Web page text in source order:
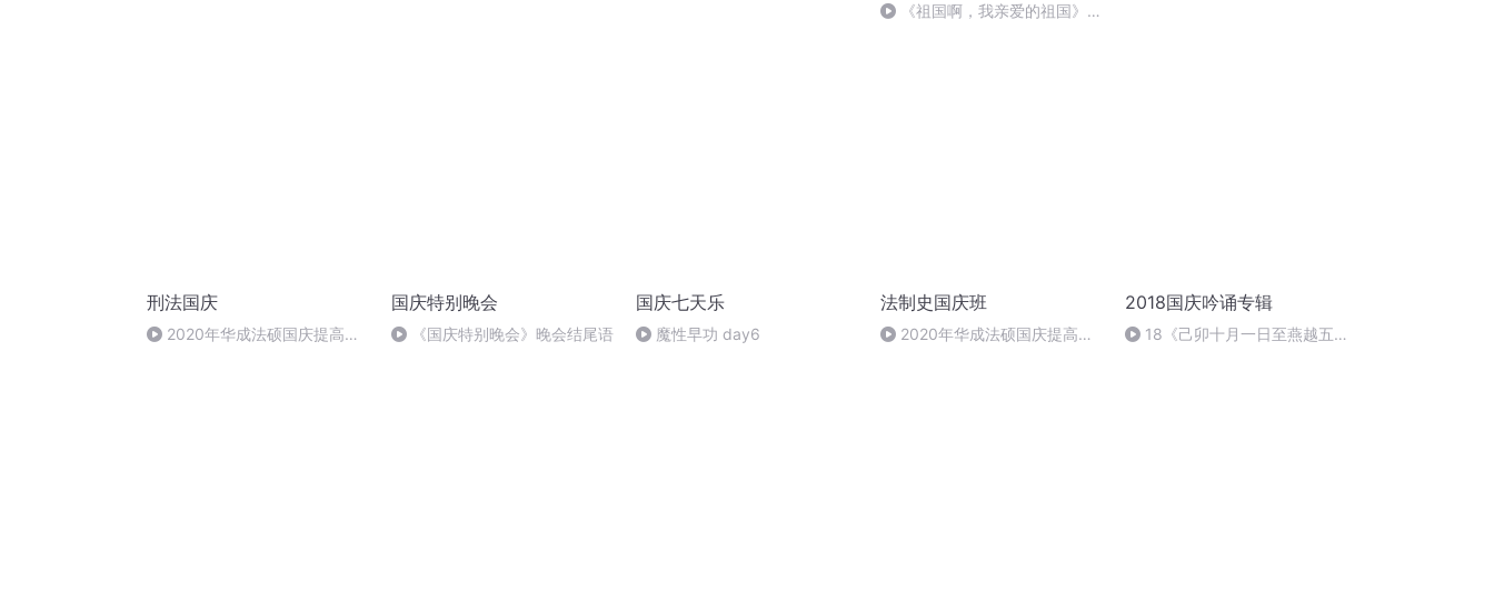
《祖国啊，我亲爱的祖国》温
刑法国庆
2020年华成法硕国庆提高班
国庆特别晚会
《国庆特别晚会》晚会结尾语
国庆七天乐
魔性早功 day6
法制史国庆班
2020年华成法硕国庆提高班
2018国庆吟诵专辑
18《己卯十月一日至燕越五